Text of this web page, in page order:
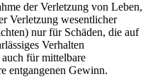
der Verletzung von Leben,
Verletzung wesentlicher
nur für Schäden, die auf
Verhalten
für mittelbare
entgangenen Gewinn.